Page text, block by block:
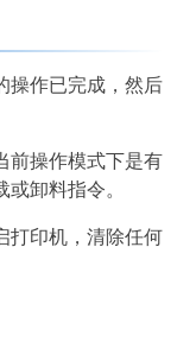
操作已完成，然后
前操作模式下是有
卸料指令。
打印机，清除任何